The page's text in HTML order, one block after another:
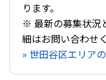
ります。
※ 最新の募集状況
細はお問い合わせ
» 世田谷区エリア